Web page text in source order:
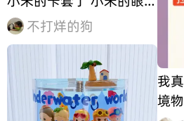
和其他款的截然不同，好
可爱啊～ 最后上头买了
16个盲盒，磕磕绊绊凑了
一端 留下了小米和美美
小米颜值最完美，美美最
不打烊的狗
我
境